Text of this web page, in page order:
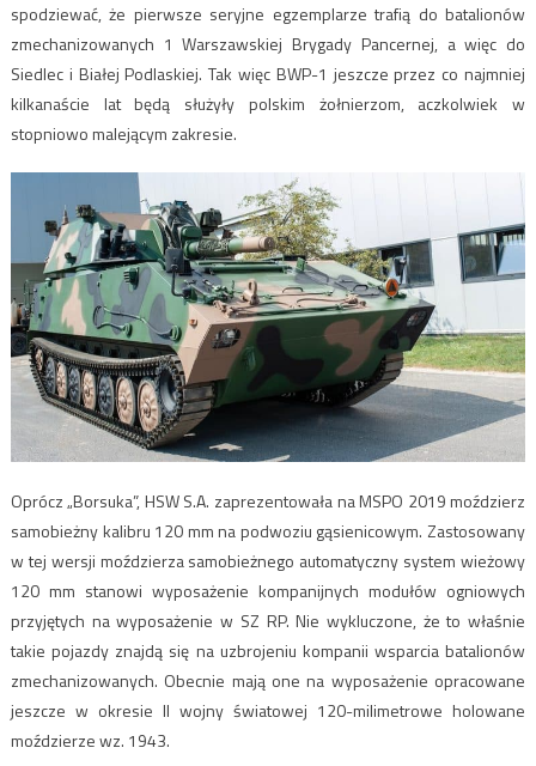
spodziewać, że pierwsze seryjne egzemplarze trafią do batalionów
zmechanizowanych 1 Warszawskiej Brygady Pancernej, a więc do
Siedlec i Białej Podlaskiej. Tak więc BWP-1 jeszcze przez co najmniej
kilkanaście lat będą służyły polskim żołnierzom, aczkolwiek w
stopniowo malejącym zakresie.
Oprócz „Borsuka”, HSW S.A. zaprezentowała na MSPO 2019 moździerz
samobieżny kalibru 120 mm na podwoziu gąsienicowym. Zastosowany
w tej wersji moździerza samobieżnego automatyczny system wieżowy
120 mm stanowi wyposażenie kompanijnych modułów ogniowych
przyjętych na wyposażenie w SZ RP. Nie wykluczone, że to właśnie
takie pojazdy znajdą się na uzbrojeniu kompanii wsparcia batalionów
zmechanizowanych. Obecnie mają one na wyposażenie opracowane
jeszcze w okresie II wojny światowej 120-milimetrowe holowane
moździerze wz. 1943.